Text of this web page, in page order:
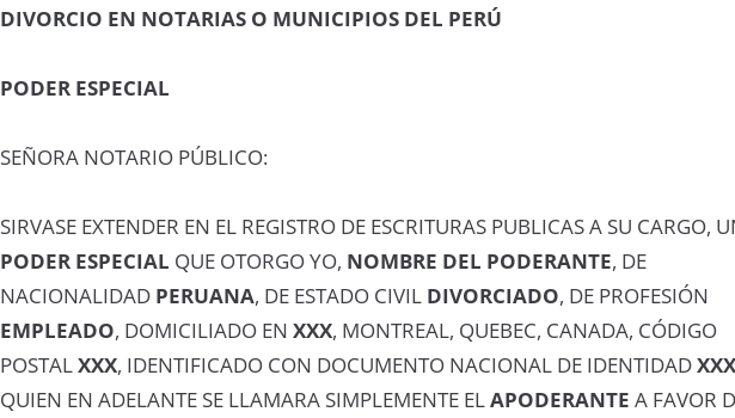
DIVORCIO EN NOTARIAS O MUNICIPIOS DEL PERÚ
PODER ESPECIAL
SEÑORA NOTARIO PÚBLICO:
SIRVASE EXTENDER EN EL REGISTRO DE ESCRITURAS PUBLICAS A SU CARGO,
PODER ESPECIAL QUE OTORGO YO, NOMBRE DEL PODERANTE, DE
NACIONALIDAD PERUANA, DE ESTADO CIVIL DIVORCIADO, DE PROFESIÓN
EMPLEADO, DOMICILIADO EN XXX, MONTREAL, QUEBEC, CANADA, CÓDIGO
POSTALXXX, IDENTIFICADO CON DOCUMENTO NACIONAL DE IDENTIDADXXX
QUIEN EN ADELANTE SE LLAMARA SIMPLEMENTE ELAPODERANTE A FAVOR